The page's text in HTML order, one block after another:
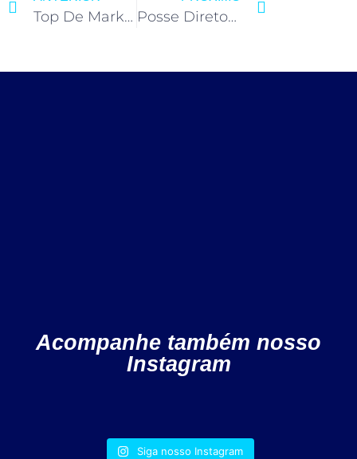
Top De Marketing Posse Diretoria Biênio 2024/2025
Acompanhe também nosso
Instagram
Siga nosso Instagram